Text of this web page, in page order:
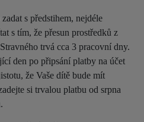
s předstihem, nejdéle
s tím, že přesun prostředků z
trvá cca 3 pracovní dny.
den po připsání platby na účet
že Vaše dítě bude mít
si trvalou platbu od srpna